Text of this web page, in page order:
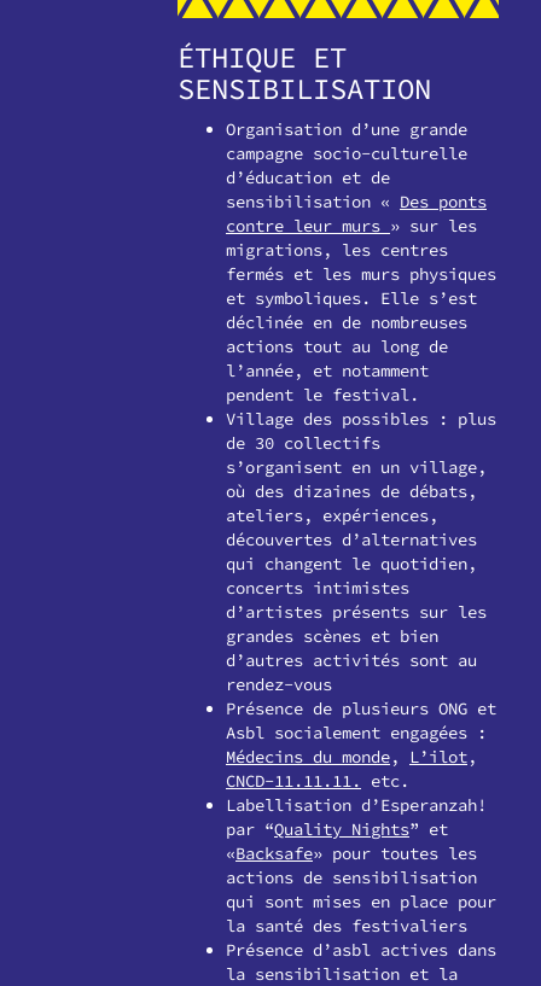
ÉTHIQUE ET
SENSIBILISATION
Organisation d’une grande
campagne socio-culturelle
d’éducation et de
sensibilisation « Des ponts
contre leur murs » sur les
migrations, les centres
fermés et les murs physiques
et symboliques. Elle s’est
déclinée en de nombreuses
actions tout au long de
l’année, et notamment
pendent le festival.
Village des possibles : plus
de 30 collectifs
s’organisent en un village,
où des dizaines de débats,
ateliers, expériences,
découvertes d’alternatives
qui changent le quotidien,
concerts intimistes
d’artistes présents sur les
grandes scènes et bien
d’autres activités sont au
rendez-vous
Présence de plusieurs ONG et
Asbl socialement engagées :
Médecins du monde, L’ilot,
CNCD-11.11.11.
etc.
Labellisation d’Esperanzah!
par “Quality Nights” et
«Backsafe» pour toutes les
actions de sensibilisation
qui sont mises en place pour
la santé des festivaliers
Présence d’asbl actives dans
la sensibilisation et la